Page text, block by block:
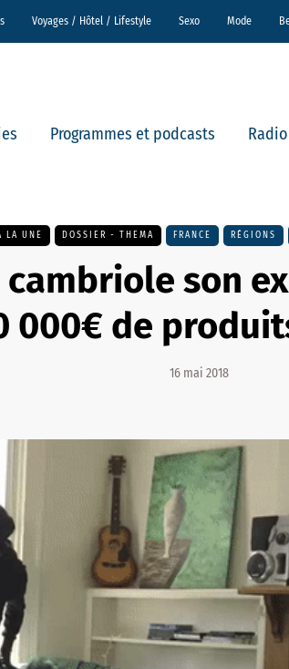
Voyages / Hôtel / Lifestyle Sexo Mode
Programmes et podcasts Radio
LA UNE DOSSIER - THEMA FRANCE RÉGIONS
cambriole son
000€ de
16 mai 2018